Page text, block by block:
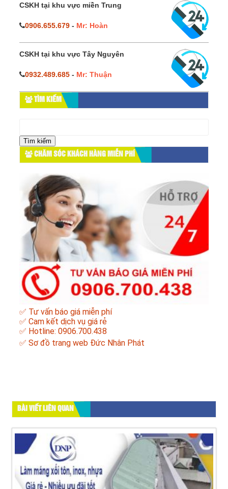
CSKH tại khu vực miền Trung
0906.655.679 - Mr: Hoàn
CSKH tại khu vực Tây Nguyên
0932.489.685 - Mr: Thuận
TÌM KIẾM
cho:
CHĂM SÓC KHÁCH HÀNG MIỄN PHÍ
✅ Tư vấn báo giá miễn phí
✅ Cam kết dịch vụ giá rẻ
✅ Hotline: 0906.700.438
✅ Sơ đồ trang web Đức Nhân Phát
BÀI VIẾT LIÊN QUAN